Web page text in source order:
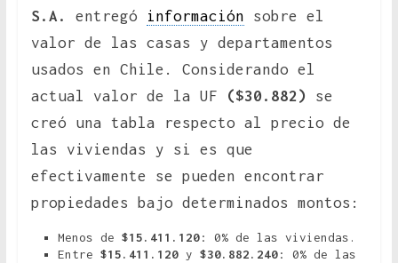
S.A.
entregó información sobre el
valor de las casas y departamentos
usados en Chile. Considerando el
actual valor de la UF ($30.882) se
creó una tabla respecto al precio de
las viviendas y si es que
efectivamente se pueden encontrar
propiedades bajo determinados montos:
Menos de $15.411.120: 0% de las viviendas.
Entre $15.411.120 y $30.882.240: 0% de las